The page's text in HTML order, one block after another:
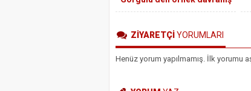
ZİYARETÇİYORUMLARI
Henüz yorum yapılmamış. İlk yorumu